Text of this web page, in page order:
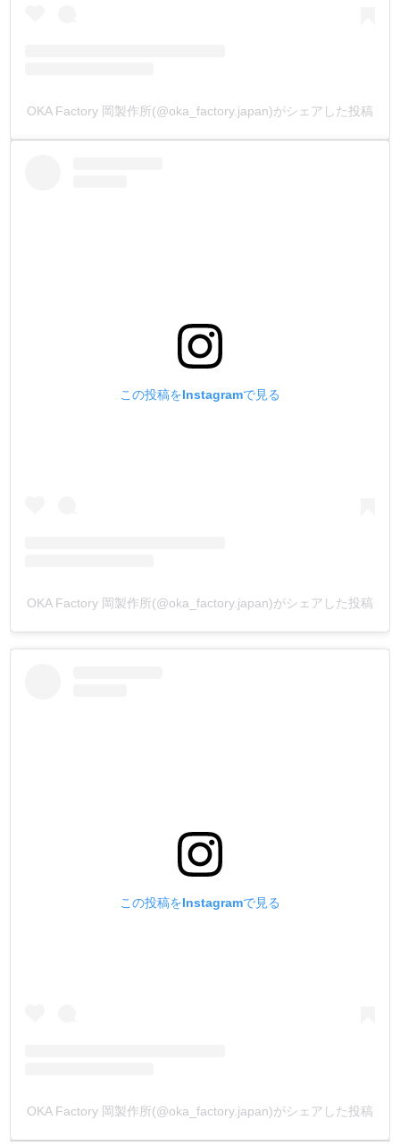
OKA Factory 岡製作所(@oka_factory.japan)がシェアした投稿
この投稿をInstagramで見る
OKA Factory 岡製作所(@oka_factory.japan)がシェアした投稿
この投稿をInstagramで見る
OKA Factory 岡製作所(@oka_factory.japan)がシェアした投稿